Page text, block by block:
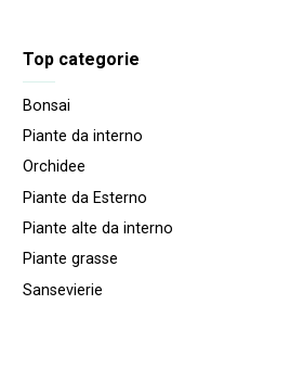
Top categorie
Bonsai
Piante da interno
Orchidee
Piante da Esterno
Piante alte da interno
Piante grasse
Sansevierie